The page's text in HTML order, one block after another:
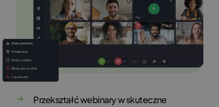
Przekształć webinary w skuteczne